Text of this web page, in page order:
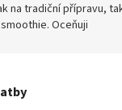
na tradiční přípravu,
Oceňuji